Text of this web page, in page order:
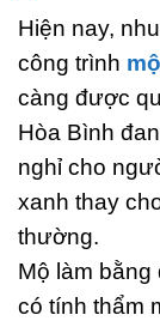
Hiện nay,
công trình
càng được
Hòa Bình
nghỉ cho
xanh thay
thường.
Mộ làm
có tính thẩm